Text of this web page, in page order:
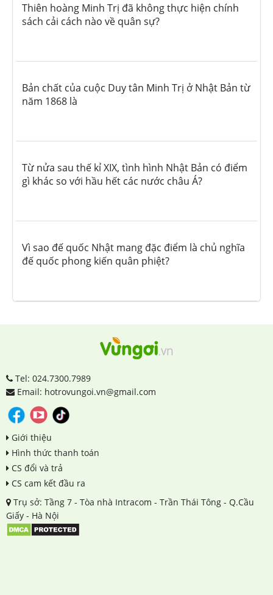
Thiên hoàng Minh Trị đã không thực hiện chính
sách cải cách nào về quân sự?
Bản chất của cuộc Duy tân Minh Trị ở Nhật Bản từ
năm 1868 là
Từ nửa sau thế kỉ XIX, tình hình Nhật Bản có điểm
gì khác so với hầu hết các nước châu Á?
Vì sao đế quốc Nhật mang đặc điểm là chủ nghĩa
đế quốc phong kiến quân phiệt?
Tel: 024.7300.7989
Email: hotrovungoi.vn@gmail.com
Giới thiệu
Hình thức thanh toán
CS đổi và trả
CS cam kết đầu ra
Trụ sở: Tầng 7 - Tòa nhà Intracom - Trần Thái Tông - Q.Cầu
Giấy - Hà Nội